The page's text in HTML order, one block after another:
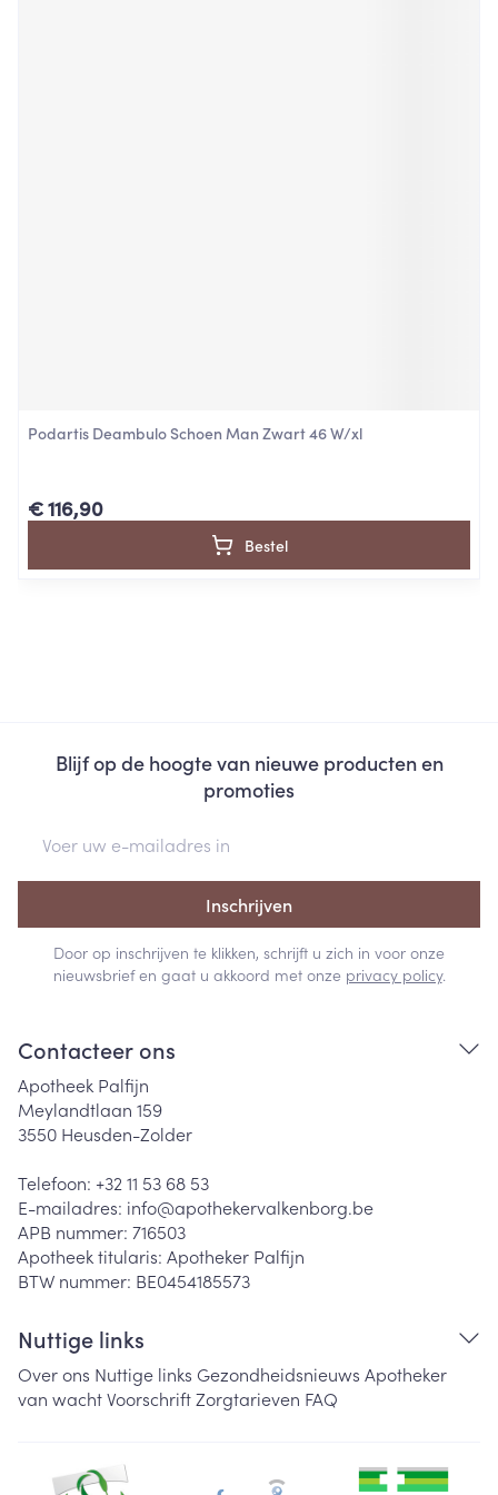
Podartis Deambulo Schoen Man Zwart 46 W/xl
€ 116,90
Bestel
Blijf op de hoogte van nieuwe producten en
promoties
Inschrijven
Door op inschrijven te klikken, schrijft u zich in voor onze
nieuwsbrief en gaat u akkoord met onze privacy policy.
Contacteer ons
Apotheek Palfijn
Meylandtlaan 159
3550 Heusden-Zolder
Telefoon: +32 11 53 68 53
E-mailadres: info@apothekervalkenborg.be
APB nummer: 716503
Apotheek titularis: Apotheker Palfijn
BTW nummer: BE0454185573
Nuttige links
Over ons Nuttige links Gezondheidsnieuws Apotheker
van wachtVoorschriftZorgtarieven FAQ